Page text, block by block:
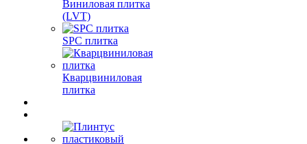
Виниловая плитка
(LVT)
SPC плитка
Кварцвиниловая
плитка